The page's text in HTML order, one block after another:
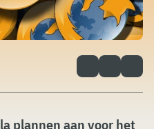
plannen aan voor het